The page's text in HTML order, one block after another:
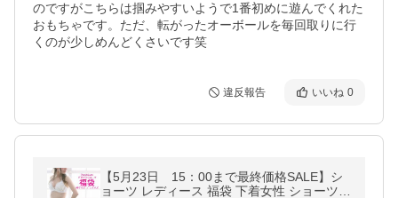
のですがこちらは掴みやすいようで1番初めに遊んでくれた
おもちゃです。ただ、転がったオーボールを毎回取りに行
くのが少しめんどくさいです笑
違反報告 いいね 0
【5月23日 15：00まで最終価格SALE】シ
ョーツ レディース 福袋 下着女性 ショーツの